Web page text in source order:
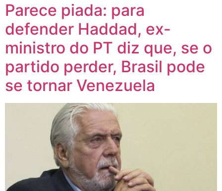
Parece piada: para
defender Haddad, ex-
ministro do PT diz que, se o
partido perder, Brasil pode
se tornar Venezuela